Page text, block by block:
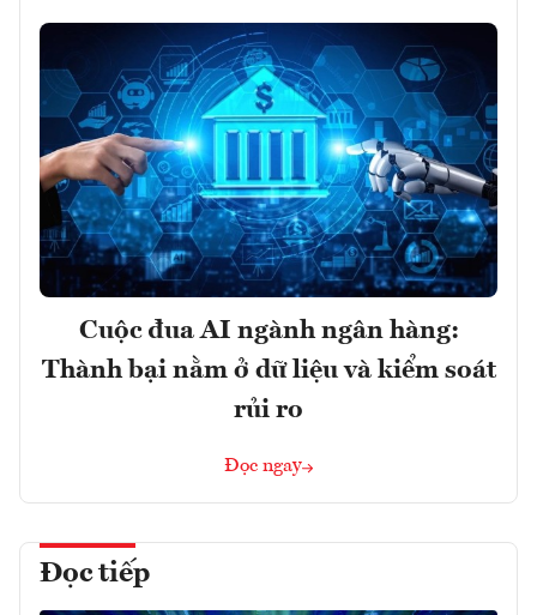
Cuộc đua AI ngành ngân hàng:
Thành bại nằm ở dữ liệu và kiểm soát
rủi ro
Đọc ngay
Đọc tiếp